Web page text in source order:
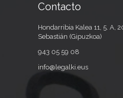
Contacto
Hondarribia Kalea 11, 5. A,
Sebastián (Gipuzkoa)
943 05 59 08
info@legalki.eus